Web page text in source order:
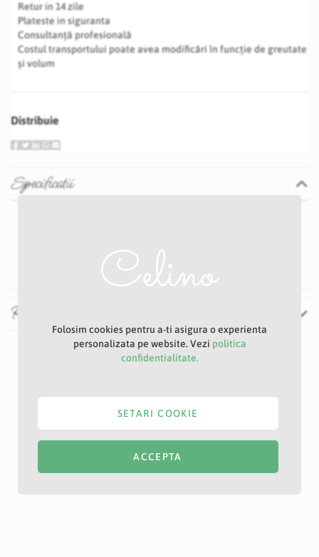
Retur in 14 zile
Plateste in siguranta
Consultanță profesională
Costul transportului poate avea modificări în funcție de greutate
și volum
Distribuie
Specificatii
Recenzii
Folosim cookies pentru a-ti asigura o experienta
personalizata pe website. Vezi politica
confidentialitate.
ACCEPTA
SETARI COOKIE